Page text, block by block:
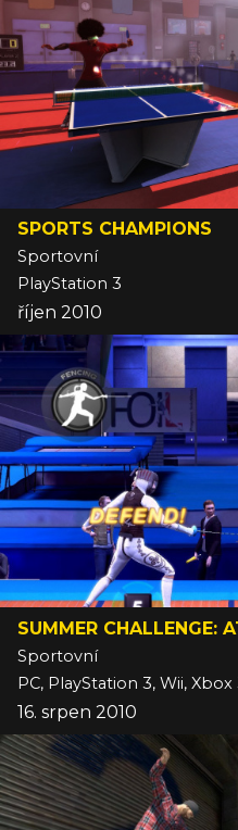
SPORTS CHAMPIONS
Sportovní
PlayStation 3
říjen 2010
SUMMER CHALLENGE:
Sportovní
PC, PlayStation 3, Wii, Xbox
16. srpen 2010